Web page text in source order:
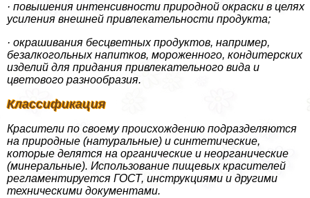
· повышения интенсивности природной окраски в целях
усиления внешней привлекательности продукта;
· окрашивания бесцветных продуктов, например,
безалкогольных напитков, мороженного, кондитерских
изделий для придания привлекательного вида и
цветового разнообразия.
Классификация
Красители по своему происхождению подразделяются
на природные (натуральные) и синтетические,
которые делятся на органические и неорганические
(минеральные). Использование пищевых красителей
регламентируется ГОСТ, инструкциями и другими
техническими документами.